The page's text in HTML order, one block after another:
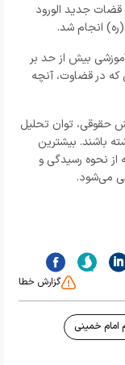
قضات جدید الورود
انجام شد.
بیش از حد بر
که در قضاوت، آنچه
حقوقی، توان تحلیل
باشند. بیشترین
از نحوه رسیدگی و
می‌شود.
گزارش خطا
امام خمینی